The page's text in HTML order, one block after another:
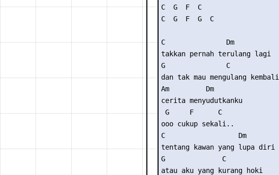
C  G  F  C
C  G  F  G  C
C               Dm
takkan pernah terulang lagi
G               C
dan tak mau mengulang kembali
Am         Dm
cerita menyudutkanku
G     F      C
ooo cukup sekali..
C                  Dm
tentang kawan yang lupa diri
G              C
atau aku yang kurang hoki